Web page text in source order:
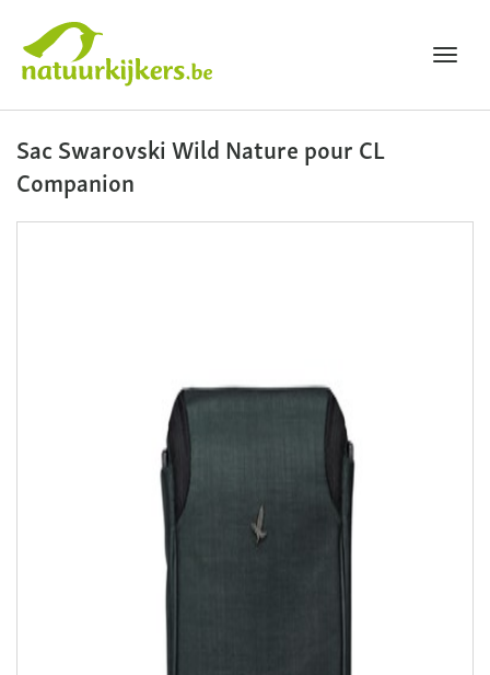
Natuurkijkers
Sac Swarovski Wild Nature pour CL
Companion